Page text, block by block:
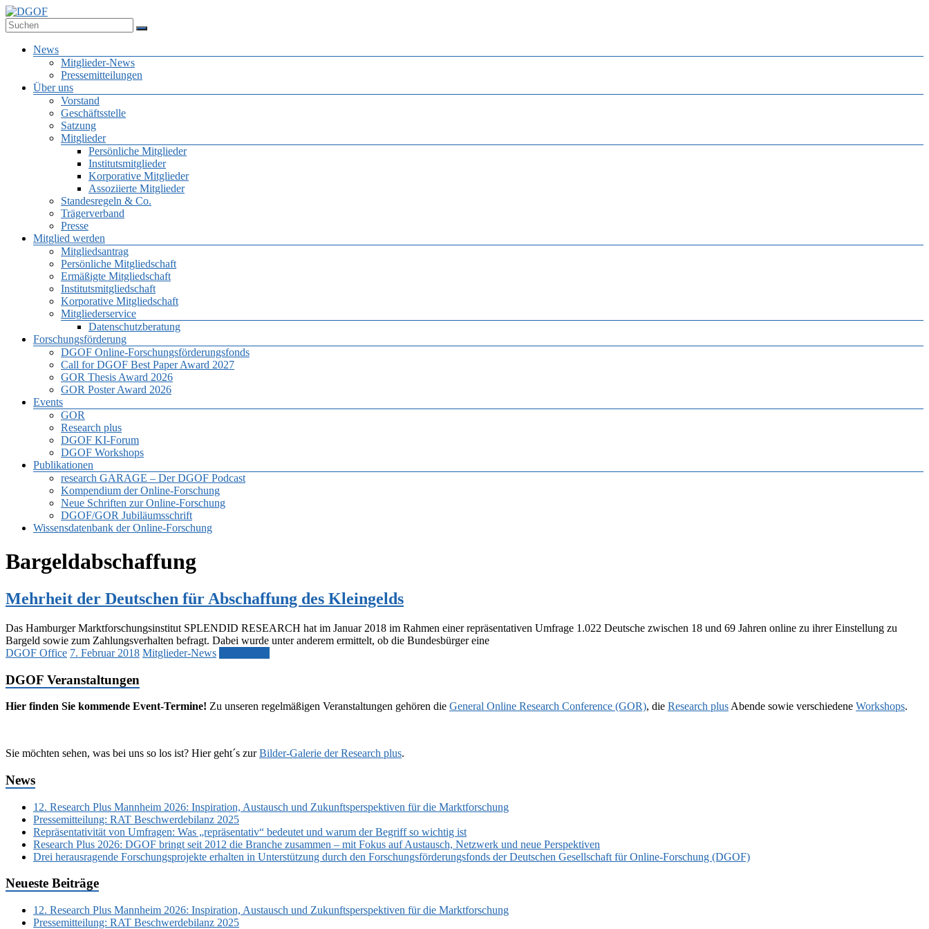
Zum
Inhalt
springen
Deutsche Gesellschaft für Online-Forschung e.V.
Menü
News
Mitglieder-News
Pressemitteilungen
Über uns
Vorstand
Geschäftsstelle
Satzung
Mitglieder
Persönliche Mitglieder
Institutsmitglieder
Korporative Mitglieder
Assoziierte Mitglieder
Standesregeln & Co.
Trägerverband
Presse
Mitglied werden
Mitgliedsantrag
Persönliche Mitgliedschaft
Ermäßigte Mitgliedschaft
Institutsmitgliedschaft
Korporative Mitgliedschaft
Mitgliederservice
Datenschutzberatung
Forschungsförderung
DGOF Online-Forschungsförderungsfonds
Call for DGOF Best Paper Award 2027
GOR Thesis Award 2026
GOR Poster Award 2026
Events
GOR
Research plus
DGOF KI-Forum
DGOF Workshops
Publikationen
research GARAGE – Der DGOF Podcast
Kompendium der Online-Forschung
Neue Schriften zur Online-Forschung
DGOF/GOR Jubiläumsschrift
Wissensdatenbank der Online-Forschung
Bargeldabschaffung
Mehrheit der Deutschen für Abschaffung des Kleingelds
Das Hamburger Marktforschungsinstitut SPLENDID RESEARCH hat im Januar 2018 im Rahmen einer repräsentativen Umfrage 1.022 Deutsche zwischen 18 und 69 Jahren online zu ihrer Einstellung zu
Bargeld sowie zum Zahlungsverhalten befragt. Dabei wurde unter anderem ermittelt, ob die Bundesbürger eine
DGOF Office 7. Februar 2018 Mitglieder-News
DGOF Veranstaltungen
Hier finden Sie kommende Event-Termine! Zu unseren regelmäßigen Veranstaltungen gehören die General Online Research Conference (GOR), die Research plus Abende sowie verschiedene Workshops.
Sie möchten sehen, was bei uns so los ist? Hier geht´s zurBilder-Galerie der Research plus.
News
12. Research Plus Mannheim 2026: Inspiration, Austausch und Zukunftsperspektiven für die Marktforschung
Pressemitteilung: RAT Beschwerdebilanz 2025
Repräsentativität von Umfragen: Was „repräsentativ“ bedeutet und warum der Begriff so wichtig ist
Research Plus 2026: DGOF bringt seit 2012 die Branche zusammen – mit Fokus auf Austausch, Netzwerk und neue Perspektiven
Drei herausragende Forschungsprojekte erhalten in Unterstützung durch den Forschungsförderungsfonds der Deutschen Gesellschaft für Online-Forschung (DGOF)
Neueste Beiträge
12. Research Plus Mannheim 2026: Inspiration, Austausch und Zukunftsperspektiven für die Marktforschung
Pressemitteilung: RAT Beschwerdebilanz 2025